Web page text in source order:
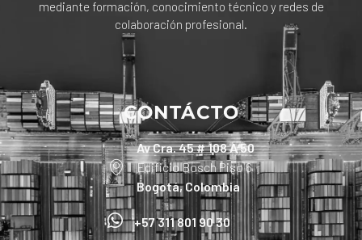
mediante formación, conocimiento técnico y redes de
colaboración profesional.
CONTÁCTO
Av Cra. 45 # 108 A 50
Edificio Bosch Piso 6
Bogotá, Colombia
+57 311 801 90 30